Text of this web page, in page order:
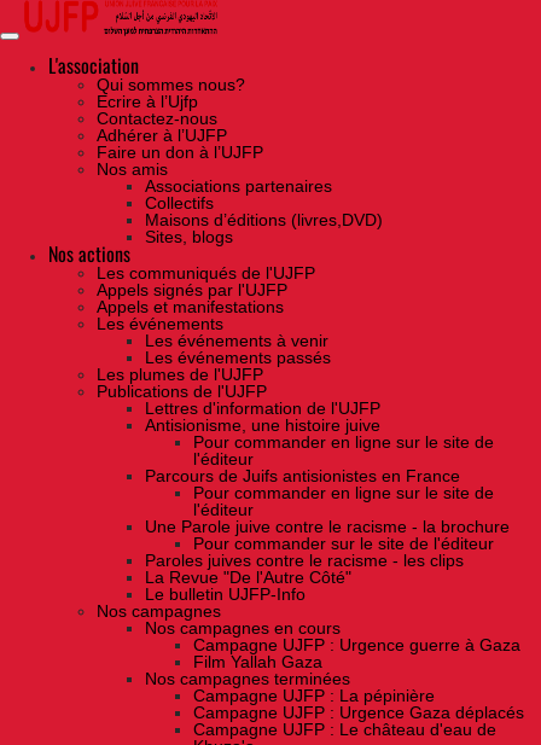
Skip
the
contentL'association
Qui sommes nous?
Ecrire à l’Ujfp
Contactez-nous
Adhérer à l’UJFP
Faire un don à l’UJFP
Nos amis
Associations partenaires
Collectifs
Maisons d’éditions (livres,DVD)
Sites, blogs
Nos actions
Les communiqués de l'UJFP
Appels signés par l'UJFP
Appels et manifestations
Les événements
Les événements à venir
Les événements passés
Les plumes de l'UJFP
Publications de l'UJFP
Lettres d'information de l'UJFP
Antisionisme, une histoire juive
Pour commander en ligne sur le site de
l'éditeur
Parcours de Juifs antisionistes en France
Pour commander en ligne sur le site de
l'éditeur
Une Parole juive contre le racisme - la brochure
Pour commander sur le site de l'éditeur
Paroles juives contre le racisme - les clips
La Revue "De l'Autre Côté"
Le bulletin UJFP-Info
Nos campagnes
Nos campagnes en cours
Campagne UJFP : Urgence guerre à Gaza
Film Yallah Gaza
Nos campagnes terminées
Campagne UJFP : La pépinière
Campagne UJFP : Urgence Gaza déplacés
Campagne UJFP : Le château d'eau de